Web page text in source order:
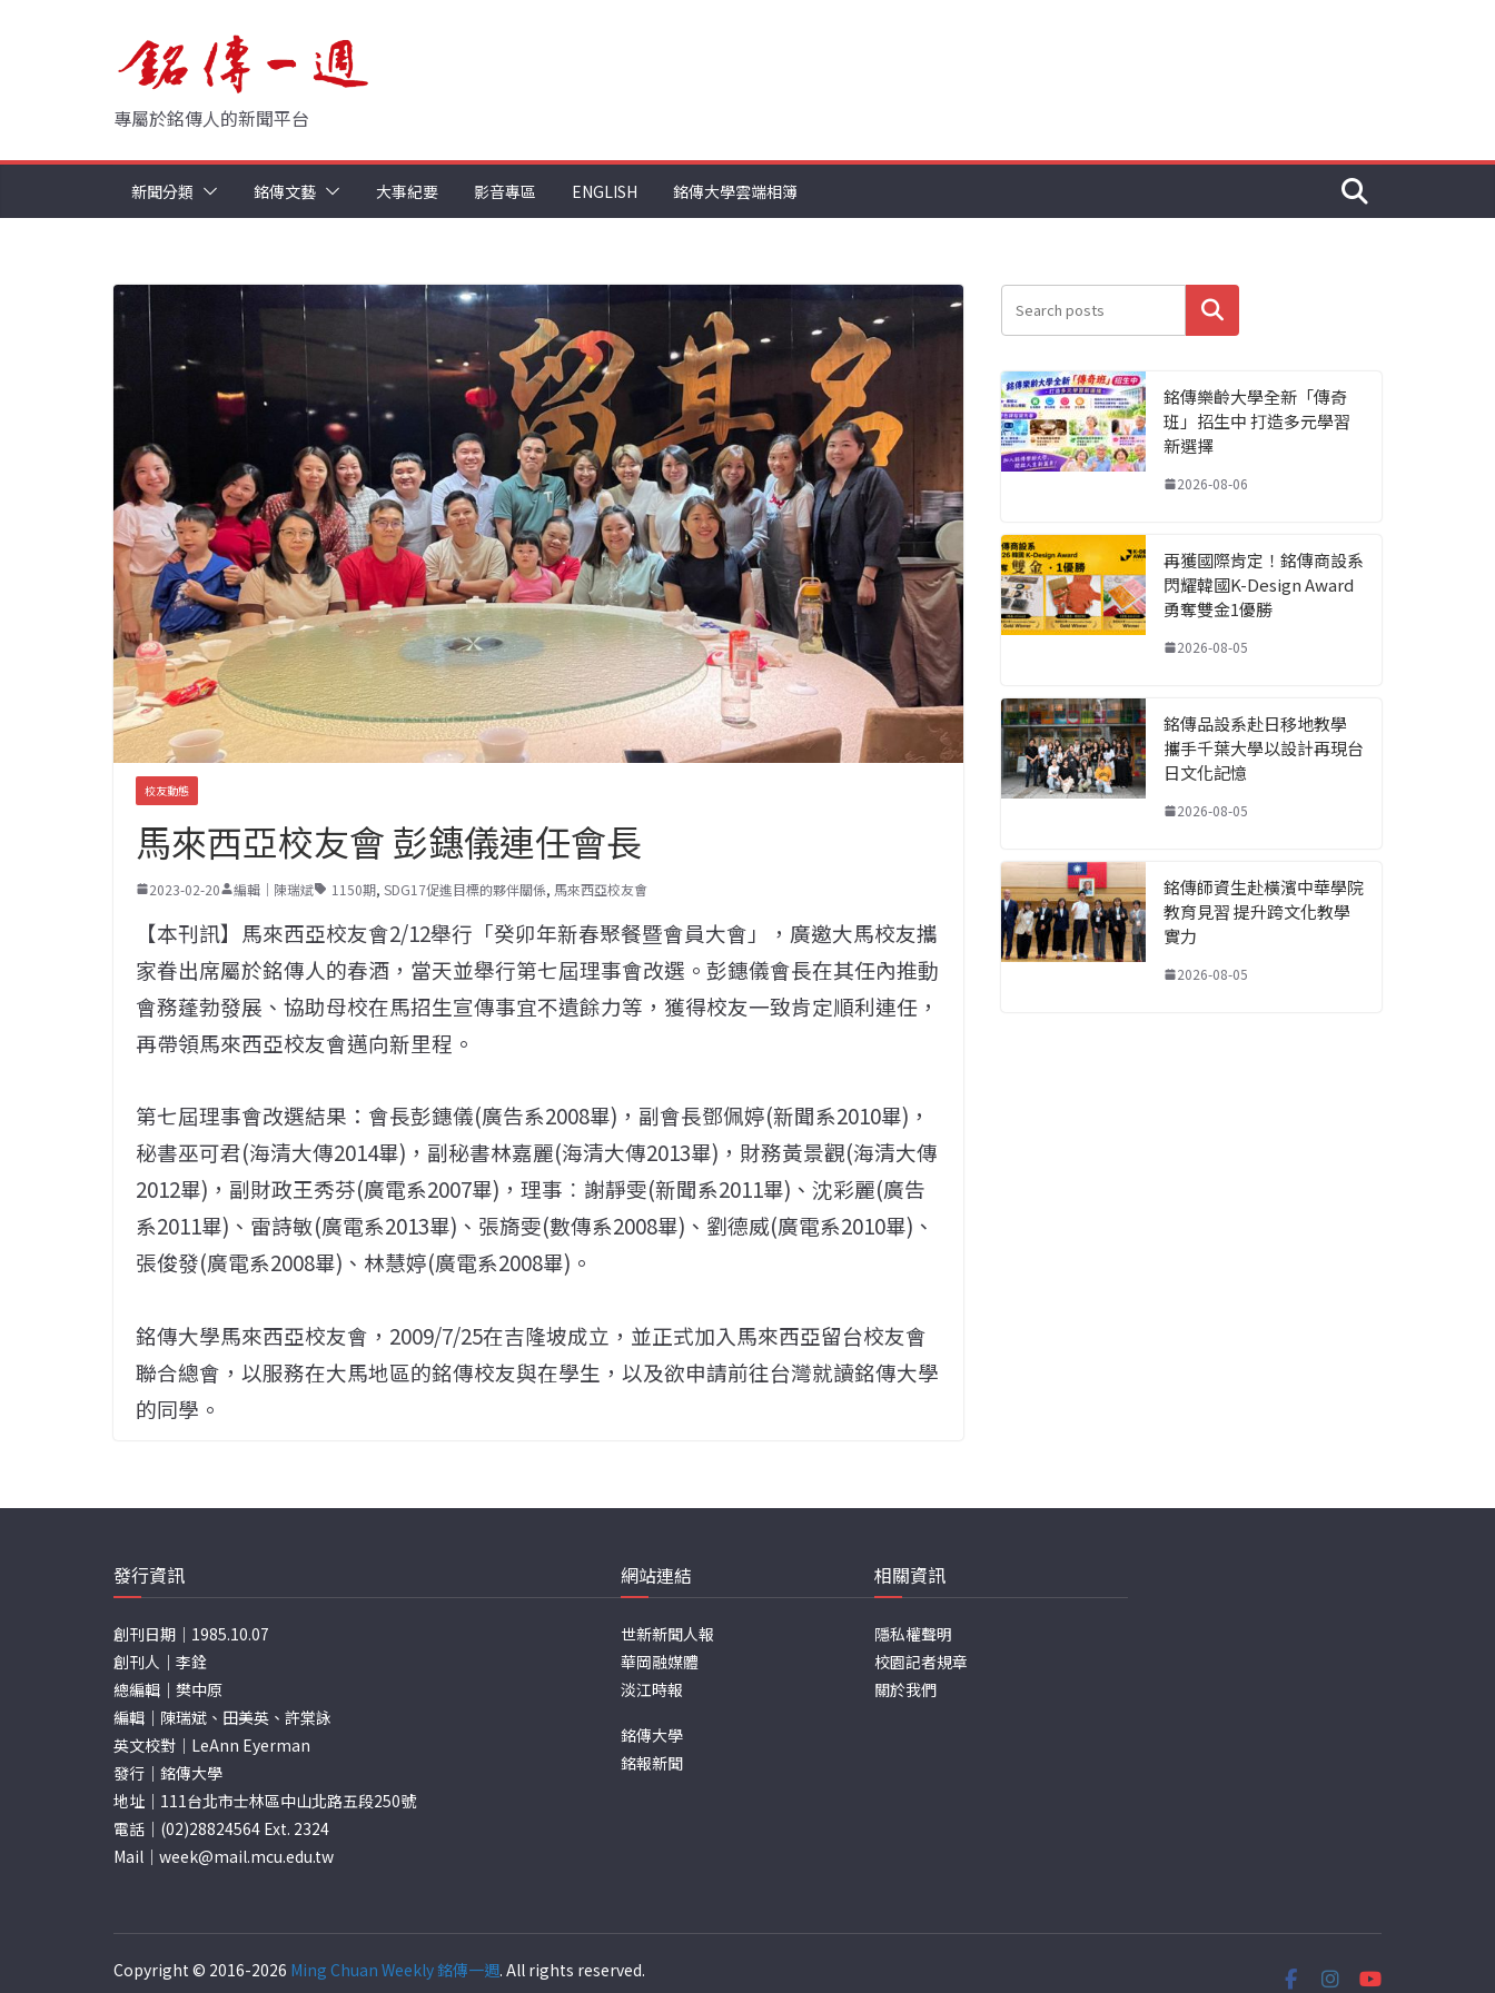
專屬於銘傳人的新聞平台
新聞分類 銘傳文藝 大事紀要 影音專區 ENGLISH 銘傳大學雲端相簿
校友動態
馬來西亞校友會 彭鏸儀連任會長
2023-02-20 編輯｜陳瑞斌 1150期, SDG17促進目標的夥伴關係, 馬來西亞校友會
【本刊訊】馬來西亞校友會2/12舉行「癸卯年新春聚餐暨會員大會」，廣邀大馬校友攜
家眷出席屬於銘傳人的春酒，當天並舉行第七屆理事會改選。彭鏸儀會長在其任內推動
會務蓬勃發展、協助母校在馬招生宣傳事宜不遺餘力等，獲得校友一致肯定順利連任，
再帶領馬來西亞校友會邁向新里程。
第七屆理事會改選結果：會長彭鏸儀(廣告系2008畢)，副會長鄧佩婷(新聞系2010畢)，
秘書巫可君(海清大傳2014畢)，副秘書林嘉麗(海清大傳2013畢)，財務黃景觀(海清大傳
2012畢)，副財政王秀芬(廣電系2007畢)，理事︰謝靜雯(新聞系2011畢)、沈彩麗(廣告
系2011畢)、雷詩敏(廣電系2013畢)、張旖雯(數傳系2008畢)、劉德威(廣電系2010畢)、
張俊發(廣電系2008畢)、林慧婷(廣電系2008畢)。
銘傳大學馬來西亞校友會，2009/7/25在吉隆坡成立，並正式加入馬來西亞留台校友會
聯合總會，以服務在大馬地區的銘傳校友與在學生，以及欲申請前往台灣就讀銘傳大學
的同學。
搜尋
銘傳樂齡大學全新「傳奇
班」招生中 打造多元學習
新選擇
2026-08-06
再獲國際肯定！銘傳商設系
閃耀韓國K-Design Award
勇奪雙金1優勝
2026-08-05
銘傳品設系赴日移地教學
攜手千葉大學以設計再現台
日文化記憶
2026-08-05
銘傳師資生赴橫濱中華學院
教育見習 提升跨文化教學
實力
2026-08-05
發行資訊
創刊日期｜1985.10.07
創刊人｜李銓
總編輯｜樊中原
編輯｜陳瑞斌、田美英、許棠詠
英文校對｜LeAnn Eyerman
發行｜銘傳大學
地址｜111台北市士林區中山北路五段250號
電話｜(02)28824564 Ext. 2324
Mail｜ week@mail.mcu.edu.tw
網站連結
世新新聞人報
華岡融媒體
淡江時報
銘傳大學
銘報新聞
相關資訊
隱私權聲明
校園記者規章
關於我們
Copyright © 2016-2026 Ming Chuan Weekly 銘傳一週. All rights reserved.